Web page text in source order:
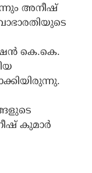
അനീഷ്
കെ.കെ.
കുമാര്‍